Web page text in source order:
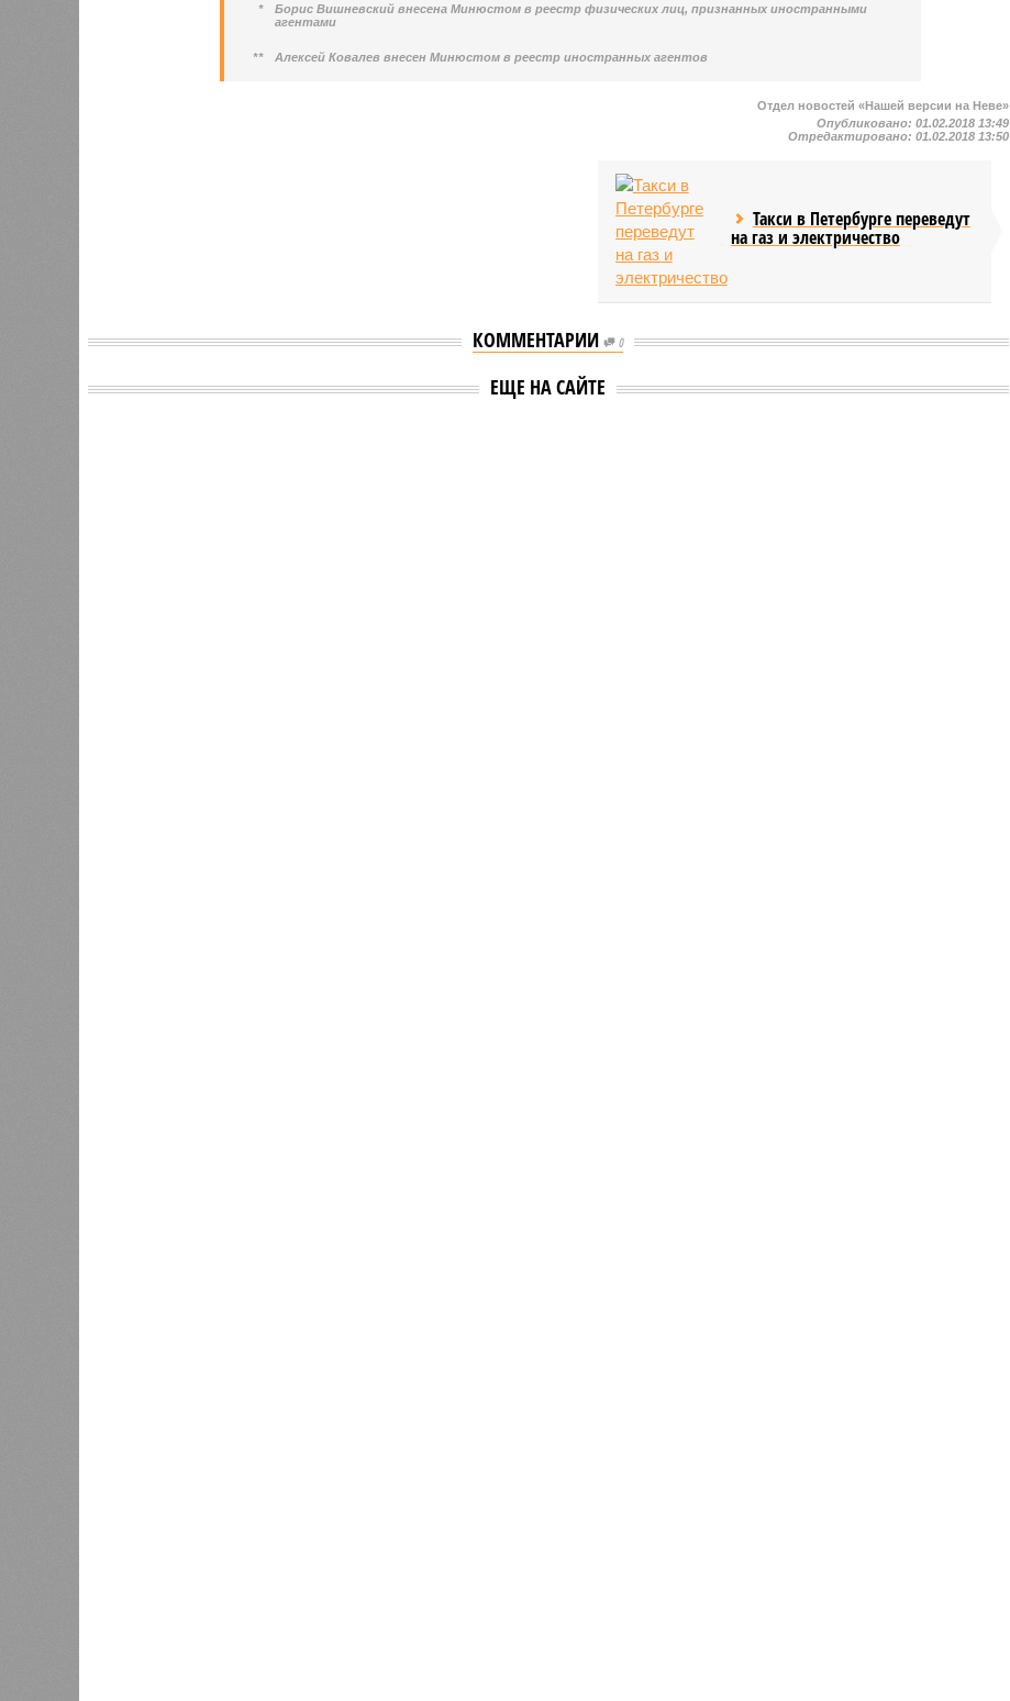
*
Борис Вишневский внесена Минюстом в реестр физических лиц, признанных иностранными
агентами
** Алексей Ковалев внесен Минюстом в реестр иностранных агентов
Отдел новостей «Нашей версии на Неве»
Опубликовано:01.02.2018 13:49
Отредактировано:01.02.2018 13:50
Такси в Петербурге переведут
на газ и электричество
КОММЕНТАРИИ 0
ЕЩЕ НА САЙТЕ